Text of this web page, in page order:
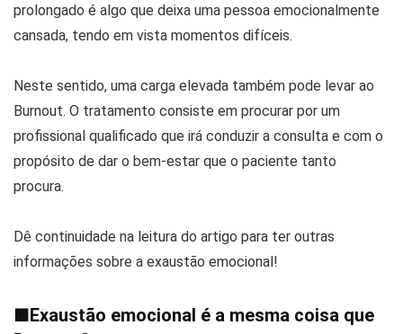
prolongado é algo que deixa uma pessoa emocionalmente
cansada, tendo em vista momentos difíceis.
Neste sentido, uma carga elevada também pode levar ao
Burnout. O tratamento consiste em procurar por um
profissional qualificado que irá conduzir a consulta e com o
propósito de dar o bem-estar que o paciente tanto
procura.
Dê continuidade na leitura do artigo para ter outras
informações sobre a exaustão emocional!
■Exaustão emocional é a mesma coisa que